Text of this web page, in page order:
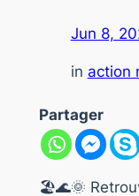
Jun 8,
in action
Partager
🏖️🌊🌞